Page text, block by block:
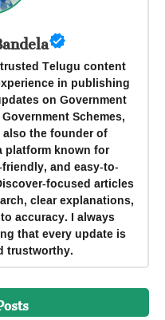
Telugu content
in publishing
on Government
Schemes,
the founder of
platform known for
and easy-to-
focused articles
clear explanations,
accuracy. I always
that every update is
trustworthy.